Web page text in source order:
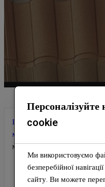
Головна/Кровольні планки
металочерепиці
матова 0,47 мм ARVEDI
cookie
Ми використовуємо
безперебійної
сайту. Ви можете